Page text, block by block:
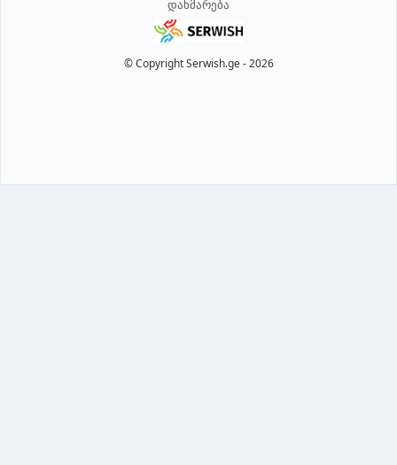
© Copyright Serwish.ge -2026
დახმარება